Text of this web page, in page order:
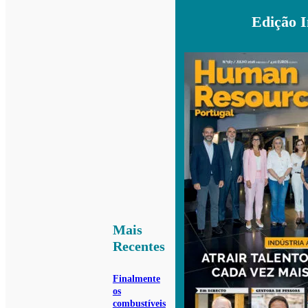
Mais
Recentes
Finalmente
os
combustíveis
Edição